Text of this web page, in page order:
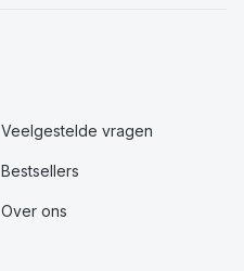
Veelgestelde vragen
Bestsellers
Over ons